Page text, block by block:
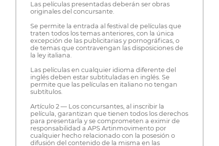
Las películas presentadas deberán ser obras
originales del concursante.
Se permite la entrada al festival de películas que
traten todos los temas anteriores, con la única
excepción de las publicitarias y pornográficas, o
de temas que contravengan las disposiciones de
la ley italiana.
Las películas en cualquier idioma diferente del
inglés deben estar subtituladas en inglés. Se
permite que las películas en italiano no tengan
subtítulos.
Artículo 2 — Los concursantes, al inscribir la
película, garantizan que tienen todos los derechos
para presentarla y se comprometen a eximir de
responsabilidad a APS Artinmovimento por
cualquier hecho relacionado con la posesión o
difusión del contenido de la misma en las